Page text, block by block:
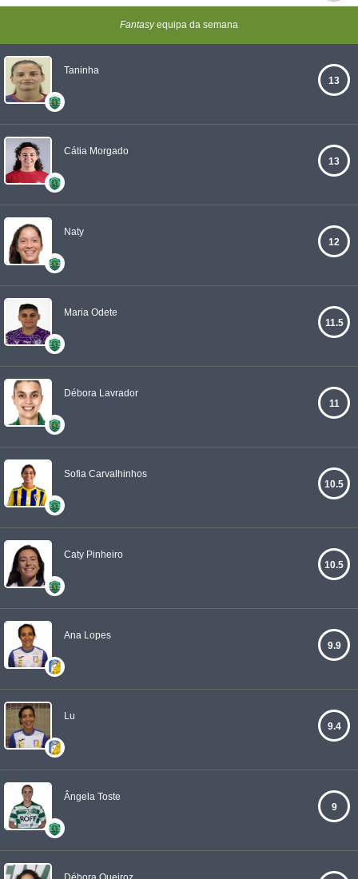
Fantasyequipa da semana
Taninha
13
Cátia Morgado
13
Naty
12
Maria Odete
11.5
Débora Lavrador
11
Sofia Carvalhinhos
10.5
Caty Pinheiro
10.5
Ana Lopes
9.9
Lu
9.4
Ângela Toste
9